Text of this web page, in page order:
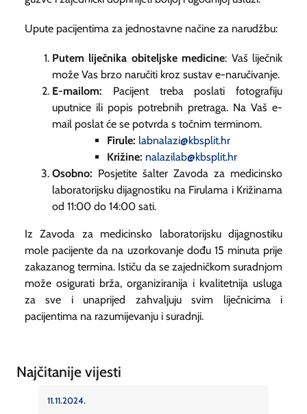
Upute pacijentima za jednostavne načine za narudžbu:
Putem liječnika obiteljske medicine: Vaš liječnik
može Vas brzo naručiti kroz sustav e-naručivanje.
E-mailom: Pacijent treba poslati fotografiju
uputnice ili popis potrebnih pretraga. Na Vaš e-
mail poslat će se potvrda s točnim terminom.
Firule: labnalazi@kbsplit.hr
Križine: nalazilab@kbsplit.hr
Osobno: Posjetite šalter Zavoda za medicinsko
laboratorijsku dijagnostiku na Firulama i Križinama
od 11:00 do 14:00 sati.
Iz Zavoda za medicinsko laboratorijsku dijagnostiku
mole pacijente da na uzorkovanje dođu 15 minuta prije
zakazanog termina. Ističu da se zajedničkom suradnjom
može osigurati brža, organiziranija i kvalitetnija usluga
za sve i unaprijed zahvaljuju svim liječnicima i
pacijentima na razumijevanju i suradnji.
Najčitanije vijesti
11.11.2024.